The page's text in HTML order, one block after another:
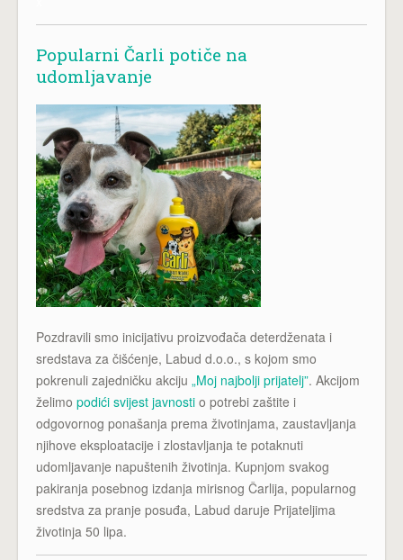
Popularni Čarli potiče na
udomljavanje
Pozdravili smo inicijativu proizvođača deterdženata i
sredstava za čišćenje, Labud d.o.o., s kojom smo
pokrenuli zajedničku akciju „Moj najbolji prijatelj”. Akcijom
želimo podići svijest javnosti o potrebi zaštite i
odgovornog ponašanja prema životinjama, zaustavljanja
njihove eksploatacije i zlostavljanja te potaknuti
udomljavanje napuštenih životinja. Kupnjom svakog
pakiranja posebnog izdanja mirisnog Čarlija, popularnog
sredstva za pranje posuđa, Labud daruje Prijateljima
životinja 50 lipa.